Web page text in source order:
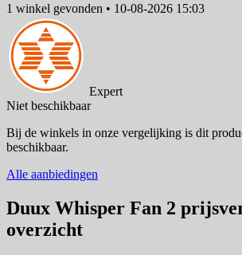
1 winkel gevonden • 10-08-2026 15:03
Expert
Niet beschikbaar
Bij de winkels in onze vergelijking is dit
beschikbaar.
Alle aanbiedingen
Duux Whisper Fan 2
overzicht